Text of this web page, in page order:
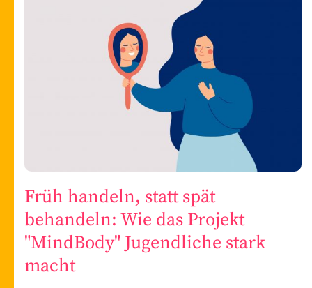
Früh handeln, statt spät
behandeln: Wie das Projekt
"MindBody" Jugendliche stark
macht